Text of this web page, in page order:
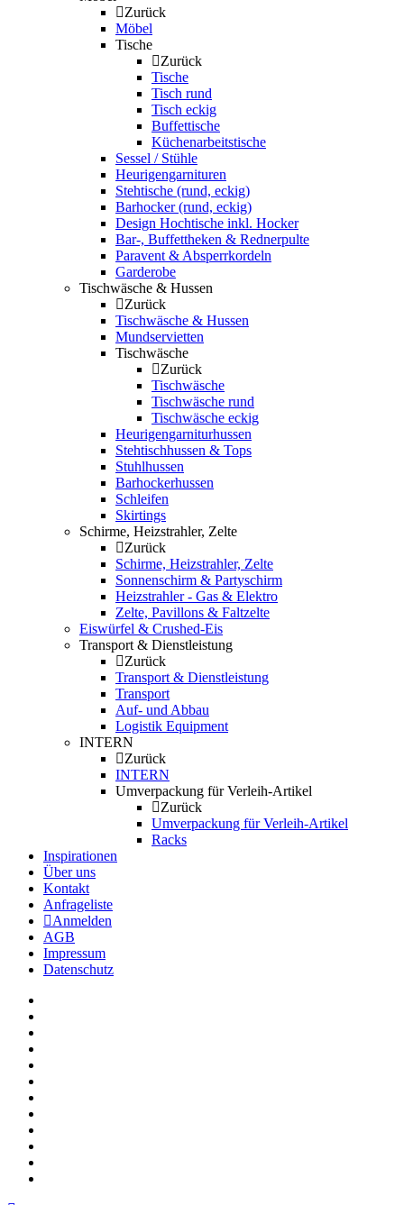
Zurück
Möbel
Tische
Zurück
Tische
Tisch rund
Tisch eckig
Buffettische
Küchenarbeitstische
Sessel / Stühle
Heurigengarnituren
Stehtische (rund, eckig)
Barhocker (rund, eckig)
Design Hochtische inkl. Hocker
Bar-, Buffettheken & Rednerpulte
Paravent & Absperrkordeln
Garderobe
Tischwäsche & Hussen
Zurück
Tischwäsche & Hussen
Mundservietten
Tischwäsche
Zurück
Tischwäsche
Tischwäsche rund
Tischwäsche eckig
Heurigengarniturhussen
Stehtischhussen & Tops
Stuhlhussen
Barhockerhussen
Schleifen
Skirtings
Schirme, Heizstrahler, Zelte
Zurück
Schirme, Heizstrahler, Zelte
Sonnenschirm & Partyschirm
Heizstrahler - Gas & Elektro
Zelte, Pavillons & Faltzelte
Eiswürfel & Crushed-Eis
Transport & Dienstleistung
Zurück
Transport & Dienstleistung
Transport
Auf- und Abbau
Logistik Equipment
INTERN
Zurück
INTERN
Umverpackung für Verleih-Artikel
Zurück
Umverpackung für Verleih-Artikel
Racks
Inspirationen
Über uns
Kontakt
Anfrageliste
Anmelden
AGB
Impressum
Datenschutz